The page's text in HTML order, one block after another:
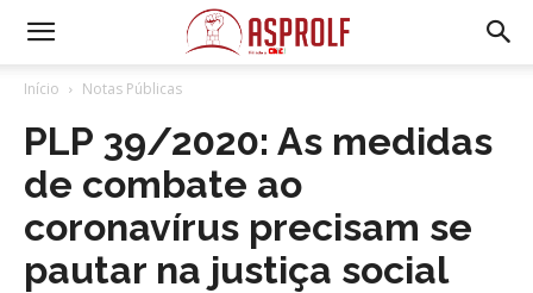
Início Notas Públicas
PLP 39/2020: As medidas
de combate ao
coronavírus precisam se
pautar na justiça social